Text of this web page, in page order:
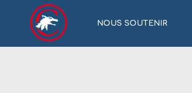
NOUS SOUTENIR